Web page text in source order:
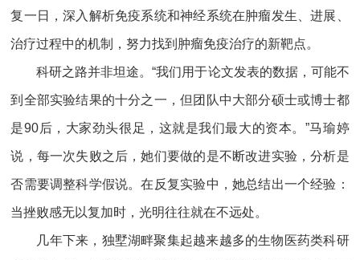
复一日，深入解析免疫系统和神经系统在肿瘤发生、进展、
治疗过程中的机制，努力找到肿瘤免疫治疗的新靶点。
科研之路并非坦途。“我们用于论文发表的数据，可能不
到全部实验结果的十分之一，但团队中大部分硕士或博士都
是90后，大家劲头很足，这就是我们最大的资本。”马瑜婷
说，每一次失败之后，她们要做的是不断改进实验，分析是
否需要调整科学假说。在反复实验中，她总结出一个经验：
当挫败感无以复加时，光明往往就在不远处。
几年下来，独墅湖畔聚集起越来越多的生物医药类科研